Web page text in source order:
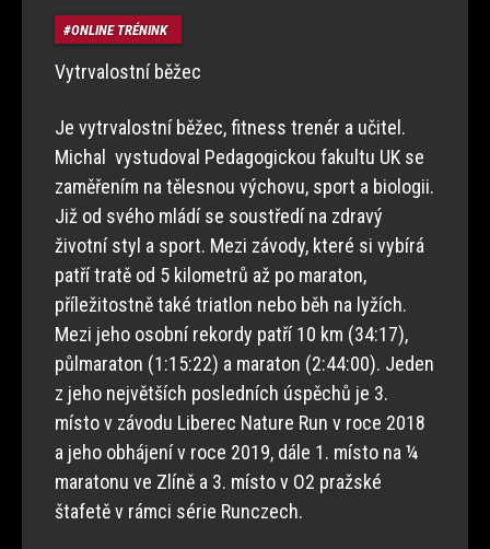
ONLINE TRÉNINK
Vytrvalostní běžec
Je vytrvalostní běžec, fitness trenér a učitel.
Michal vystudoval Pedagogickou fakultu UK se
zaměřením na tělesnou výchovu, sport a biologii.
Již od svého mládí se soustředí na zdravý
životní styl a sport. Mezi závody, které si vybírá
patří tratě od 5 kilometrů až po maraton,
příležitostně také triatlon nebo běh na lyžích.
Mezi jeho osobní rekordy patří 10 km (34:17),
půlmaraton (1:15:22) a maraton (2:44:00). Jeden
z jeho největších posledních úspěchů je 3.
místo v závodu Liberec Nature Run v roce 2018
a jeho obhájení v roce 2019, dále 1. místo na ¼
maratonu ve Zlíně a 3. místo v O2 pražské
štafetě v rámci série Runczech.